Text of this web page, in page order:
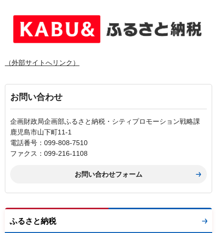
（外部サイトへリンク）
お問い合わせ
企画財政局企画部ふるさと納税・シティプロモーション戦略課
鹿児島市山下町11-1
電話番号：099-808-7510
ファクス：099-216-1108
ふるさと納税